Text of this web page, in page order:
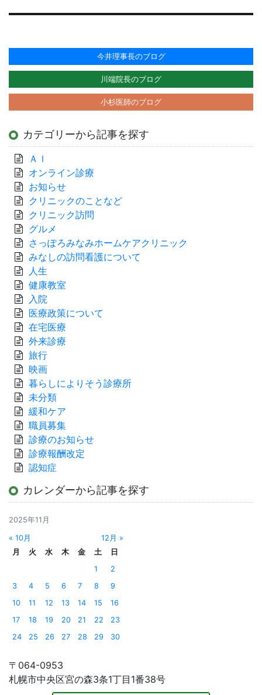
今井理事長のブログ
川端院長のブログ
小杉医師のブログ
カテゴリーから記事を探す
ＡＩ
オンライン診療
お知らせ
クリニックのことなど
クリニック訪問
グルメ
さっぽろみなみホームケアクリニック
みなしの訪問看護について
人生
健康教室
入院
医療政策について
在宅医療
外来診療
旅行
映画
暮らしによりそう診療所
未分類
緩和ケア
職員募集
診療のお知らせ
診療報酬改定
認知症
カレンダーから記事を探す
2025年11月
« 10月
12月 »
月
火 水 木 金 土
日
1
2
3
4 5 6 7 8
9
10
11 12 13 14 15
16
17
18 19 20 21 22
23
24
25 26 27 28 29 30
〒064-0953
札幌市中央区宮の森3条1丁目1番38号